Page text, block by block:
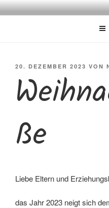
Zum
InhaltGemeinschaftsgrundschule
VERÖFFENTLICHT
20. DEZEMBER 2023 VON
ße
Liebe Eltern und
das Jahr 2023 neigt sich